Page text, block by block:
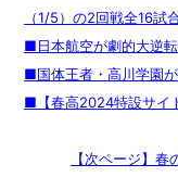
（1/5）の2回戦全16試
■日本航空が劇的大逆
■国体王者・高川学園
■【春高2024特設サイ
【次ページ】